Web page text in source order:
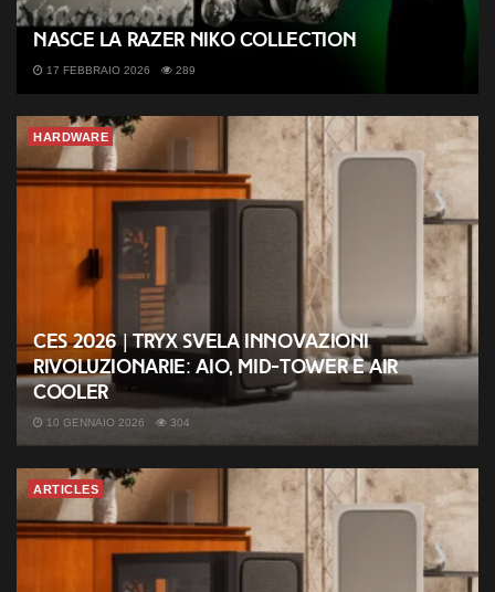
Nasce la Razer NiKo Collection
17 FEBBRAIO 2026 289
HARDWARE
CES 2026 | TRYX svela innovazioni
rivoluzionarie: AIO, mid-tower e air
cooler
10 GENNAIO 2026 304
ARTICLES